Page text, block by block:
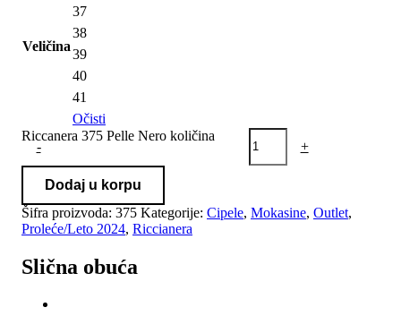
Veličina
37
38
39
40
41
Očisti
-
Riccanera 375 Pelle Nero količina
+
Dodaj u korpu
Šifra proizvoda: 375 Kategorije: Cipele, Mokasine, Outlet,
Proleće/Leto 2024, Riccianera
Slična obuća